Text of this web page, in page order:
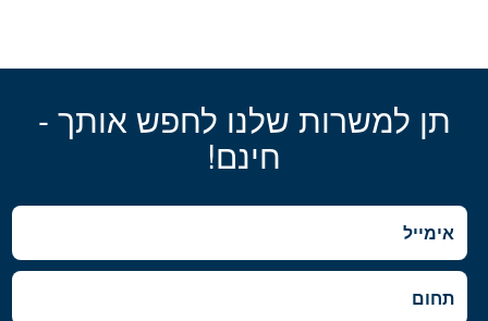
תן למשרות שלנו לחפש אותך -
חינם!